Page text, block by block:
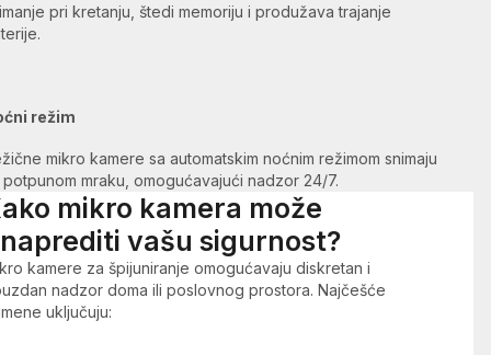
pri kretanju, štedi memoriju i produžava trajanje
režim
mikro kamere sa automatskim noćnim režimom snimaju
potpunom mraku, omogućavajući nadzor 24/7.
mikro kamera može
vašu sigurnost?
kamere za špijuniranje omogućavaju diskretan i
nadzor doma ili poslovnog prostora. Najčešće
uključuju: